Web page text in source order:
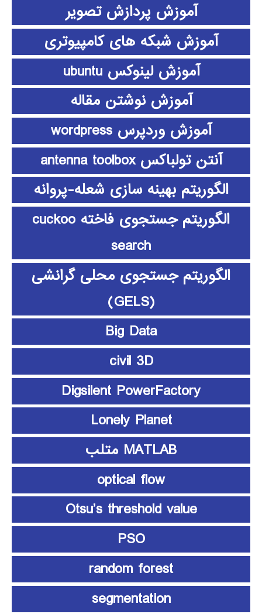
آموزش پردازش تصویر
آموزش شبکه های کامپیوتری
آموزش لینوکس ubuntu
آموزش نوشتن مقاله
آموزش وردپرس wordpress
آنتن تولباکس antenna toolbox
الگوریتم بهینه سازی شعله-پروانه
الگوریتم جستجوی فاخته cuckoo
search
الگوریتم جستجوی محلی گرانشی
(GELS)
Big Data
civil 3D
Digsilent PowerFactory
Lonely Planet
MATLAB متلب
optical flow
Otsu’s threshold value
PSO
random forest
segmentation